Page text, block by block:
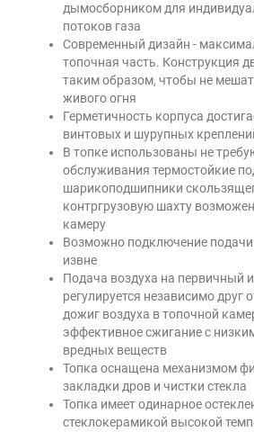
дымосборником для
потоков газа
Современный дизайн -
топочная часть. Конструкция
таким образом, чтобы не
живого огня
Герметичность корпуса
винтовых и шурупных
В топке использованы не
обслуживания термостойкие
шарикоподшипники
контргрузовую шахту
камеру
Возможно подключение подачи
извне
Подача воздуха на первичный
регулируется независимо друг
дожиг воздуха в топочной
эффективное сжигание с
вредных веществ
Топка оснащена механизмом
закладки дров и чистки стекла
Топка имеет одинарное
стеклокерамикой высокой